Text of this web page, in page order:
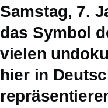
Samstag, 7.
das Symbol
vielen
hier in